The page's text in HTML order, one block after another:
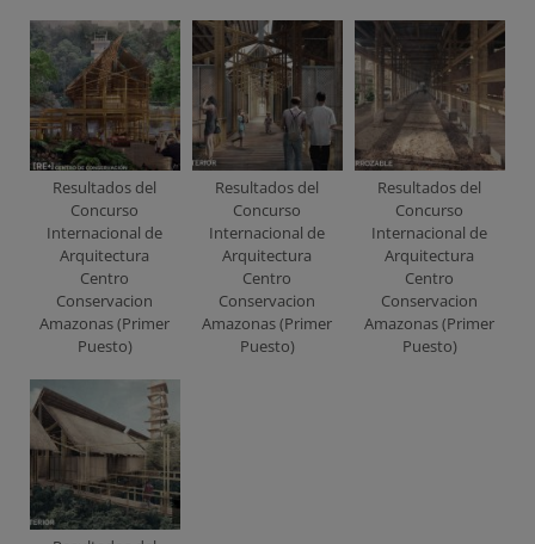
Resultados del
Concurso
Internacional de
Arquitectura
Centro
Conservacion
Amazonas (Primer
Puesto)
Resultados del
Concurso
Internacional de
Arquitectura
Centro
Conservacion
Amazonas (Primer
Puesto)
Resultados del
Concurso
Internacional de
Arquitectura
Centro
Conservacion
Amazonas (Primer
Puesto)